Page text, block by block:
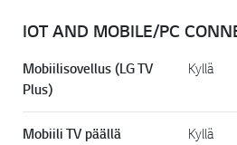
IOT AND MOBILE/PC
Mobiilisovellus (LG TV
Plus)
Kyllä
Mobiili TV päällä Kyllä